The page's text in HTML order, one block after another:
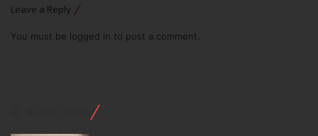
Leave a Reply
You must be logged in to post a comment.